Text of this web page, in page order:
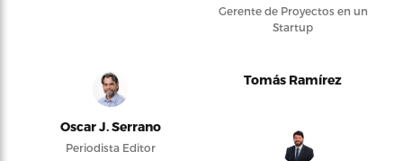
Gerente de Proyectos en un
Startup
Oscar J. Serrano
Periodista Editor
Tomás Ramírez